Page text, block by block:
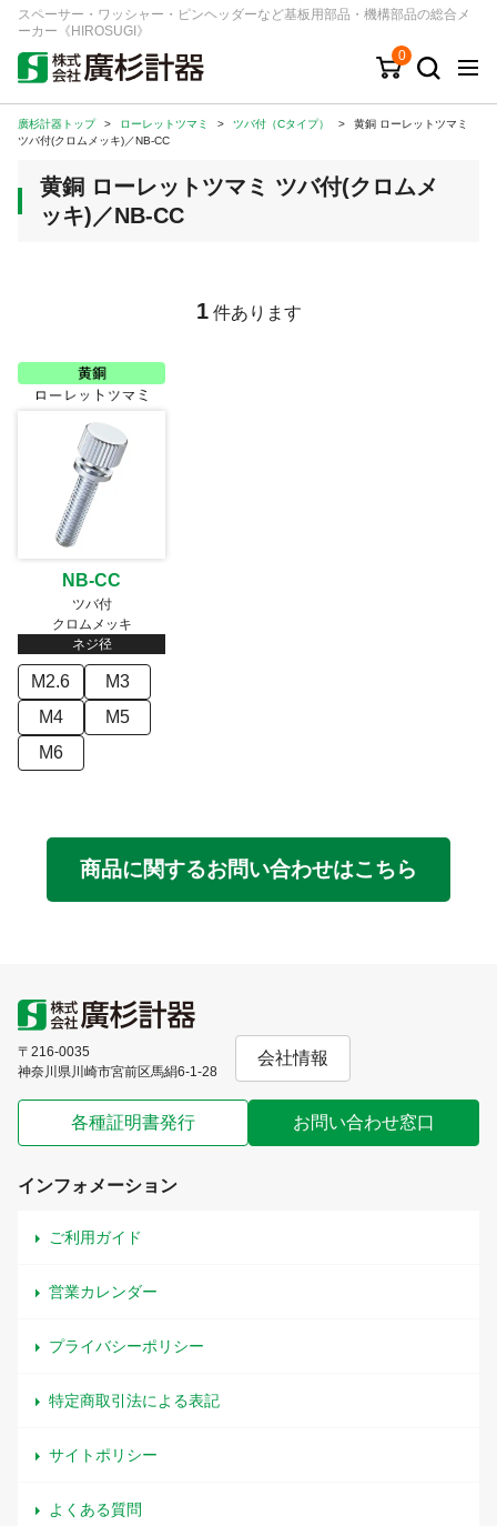
スペーサー・ワッシャー・ピンヘッダーなど基板用部品・機構部品の総合メ
ーカー《HIROSUGI》
0
キーワード 品番/シリーズ
商品カテゴリから探す
ジャンルから探す
注文・見積りについて
ご利用ガイド
お問い合わせ窓口
会社情報
廣杉計器トップ > ローレットツマミ > ツバ付（Cタイプ） >
黄銅 ローレットツマミ
ツバ付(クロムメッキ)／NB-CC
黄銅 ローレットツマミ ツバ付(クロムメ
ッキ)／NB-CC
1 件あります
NB-CC
ツバ付
クロムメッキ
ネジ径
M2.6
M3
M4
M5
M6
商品に関するお問い合わせはこちら
〒216-0035
神奈川県川崎市宮前区馬絹6-1-28
会社情報
各種証明書発行 お問い合わせ窓口
インフォメーション
ご利用ガイド
営業カレンダー
プライバシーポリシー
特定商取引法による表記
サイトポリシー
よくある質問